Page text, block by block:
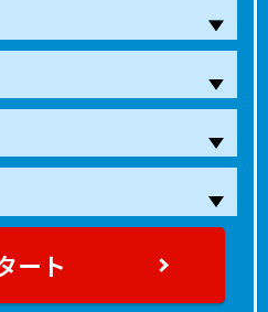
ート